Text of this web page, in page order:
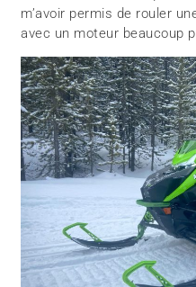
m’avoir permis de rouler
avec un moteur beaucoup